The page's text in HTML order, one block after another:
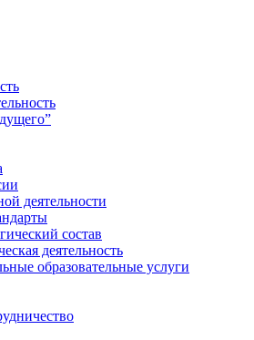
деятельности
состав
деятельность
образовательные услуги